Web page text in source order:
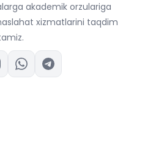
akademik orzulariga
xizmatlarini taqdim